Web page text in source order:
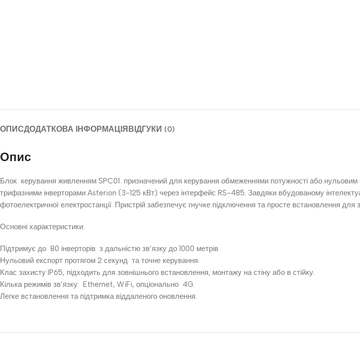
ОПИСДОДАТКОВА ІНФОРМАЦІЯВІДГУКИ (0)
Опис
Блок керування живленням SPC01 призначений для керування обмеженнями потужності або
трифазними інверторами Asterion (3-125 кВт) через інтерфейс RS-485. Завдяки вбудованому
фотоелектричної електростанції. Пристрій забезпечує гнучке підключення та просте встановлення для
Основні характеристики:
Підтримує до 80 інверторів з дальністю зв’язку до 1000 метрів.
Нульовий експорт протягом 2 секунд та точне керування.
Клас захисту IP65, підходить для зовнішнього встановлення, монтажу на стіну або в стійку.
Кілька режимів зв’язку: Ethernet, WiFi, опціонально 4G.
Легке встановлення та підтримка віддаленого оновлення.